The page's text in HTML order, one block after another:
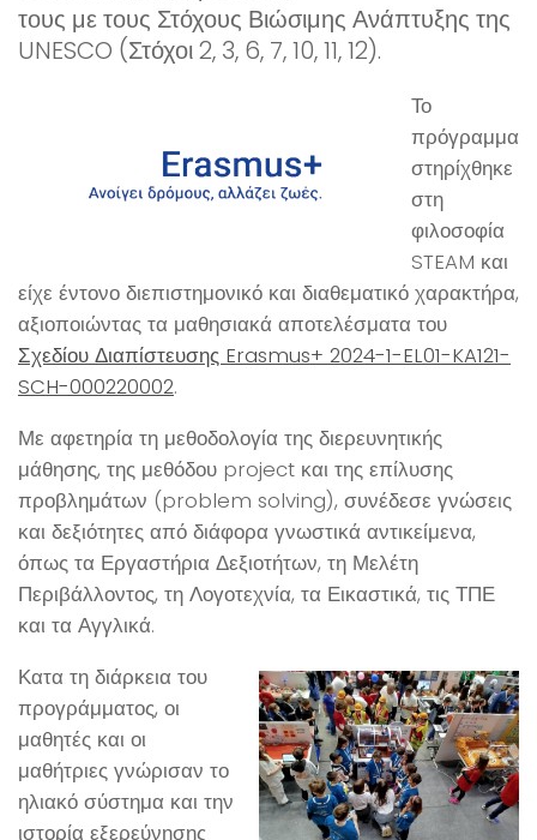
τους με τους Στόχους Βιώσιμης Ανάπτυξης της
UNESCO (Στόχοι 2, 3, 6, 7, 10, 11, 12).
Το
πρόγραμμα
στηρίχθηκε
στη
φιλοσοφία
STEAM και
είχε έντονο διεπιστημονικό και διαθεματικό χαρακτήρα,
αξιοποιώντας τα μαθησιακά αποτελέσματα του
Σχεδίου Διαπίστευσης Erasmus+ 2024-1-EL01-KA121-
SCH-000220002.
Με αφετηρία τη μεθοδολογία της διερευνητικής
μάθησης, της μεθόδου project και της επίλυσης
προβλημάτων (problem solving), συνέδεσε γνώσεις
και δεξιότητες από διάφορα γνωστικά αντικείμενα,
όπως τα Εργαστήρια Δεξιοτήτων, τη Μελέτη
Περιβάλλοντος, τη Λογοτεχνία, τα Εικαστικά, τις ΤΠΕ
και τα Αγγλικά.
Κατα τη διάρκεια του
προγράμματος, οι
μαθητές και οι
μαθήτριες γνώρισαν το
ηλιακό σύστημα και την
ιστορία εξερεύνησης